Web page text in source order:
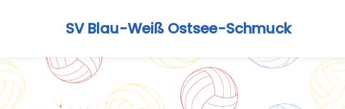
SV Blau-Weiß Ostsee-Schmuck